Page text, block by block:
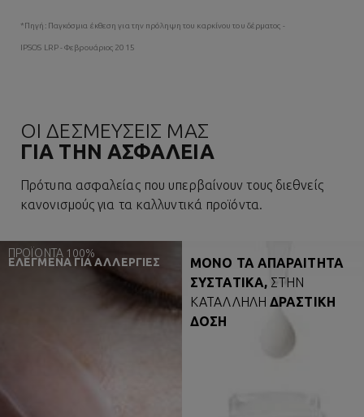
*Πηγή: Παγκόσμια έκθεση για την πρόληψη του καρκίνου του δέρματος -
IPSOS LRP - Φεβρουάριος 2015
ΟΙ ΔΕΣΜΕΥΣΕΙΣ ΜΑΣ
ΓΙΑ ΤΗΝ ΑΣΦΑΛΕΙΑ
Πρότυπα ασφαλείας που υπερβαίνουν τους διεθνείς
κανονισμούς για τα καλλυντικά προϊόντα.
ΠΡΟΪΟΝΤΑ 100%
ΕΛΕΓΜΕΝΑ ΓΙΑ ΑΛΛΕΡΓΙΕΣ
ΜΟΝΟ ΤΑ ΑΠΑΡΑΙΤΗΤΑ
ΣΥΣΤΑΤΙΚΑ, ΣΤΗΝ
ΚΑΤΑΛΛΗΛΗ ΔΡΑΣΤΙΚΗ
ΔΟΣΗ